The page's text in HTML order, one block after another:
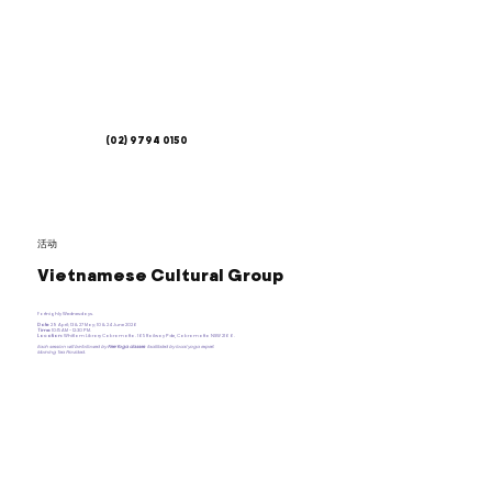
(02) 9794 0150
Fortnighly Wednesdays.
Date: 29 April; 13 & 27 May; 10 & 24 June 2026
Time:10:15 AM - 12:30 PM.
Location:Whitlam Library Cabramatta. 165 Railway Pde, Cabramatta NSW 2166.
Each session will be followed byFree Yoga classesfacilitated by local yoga expert.
Morning Tea Provided.
活动
Vietnamese Cultural Group